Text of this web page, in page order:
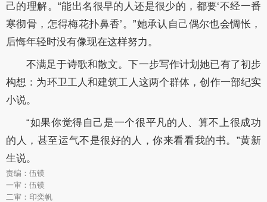
己的理解。“能出名很早的人还是很少的，都要‘不经一番
寒彻骨，怎得梅花扑鼻香’。”她承认自己偶尔也会惆怅，
后悔年轻时没有像现在这样努力。
不满足于诗歌和散文。下一步写作计划她已有了初步
构想：为环卫工人和建筑工人这两个群体，创作一部纪实
小说。
“如果你觉得自己是一个很平凡的人、算不上很成功
的人，甚至运气不是很好的人，你来看看我的书。”黄新
生说。
责编：伍镆
一审：伍镆
二审：印奕帆